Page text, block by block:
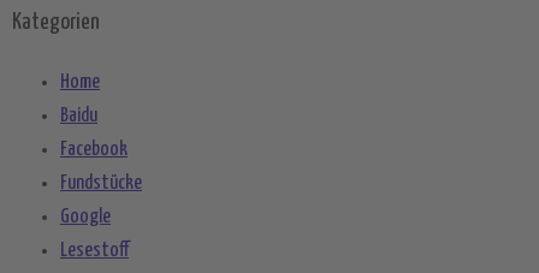
Kategorien
Home
Baidu
Facebook
Fundstücke
Google
Lesestoff